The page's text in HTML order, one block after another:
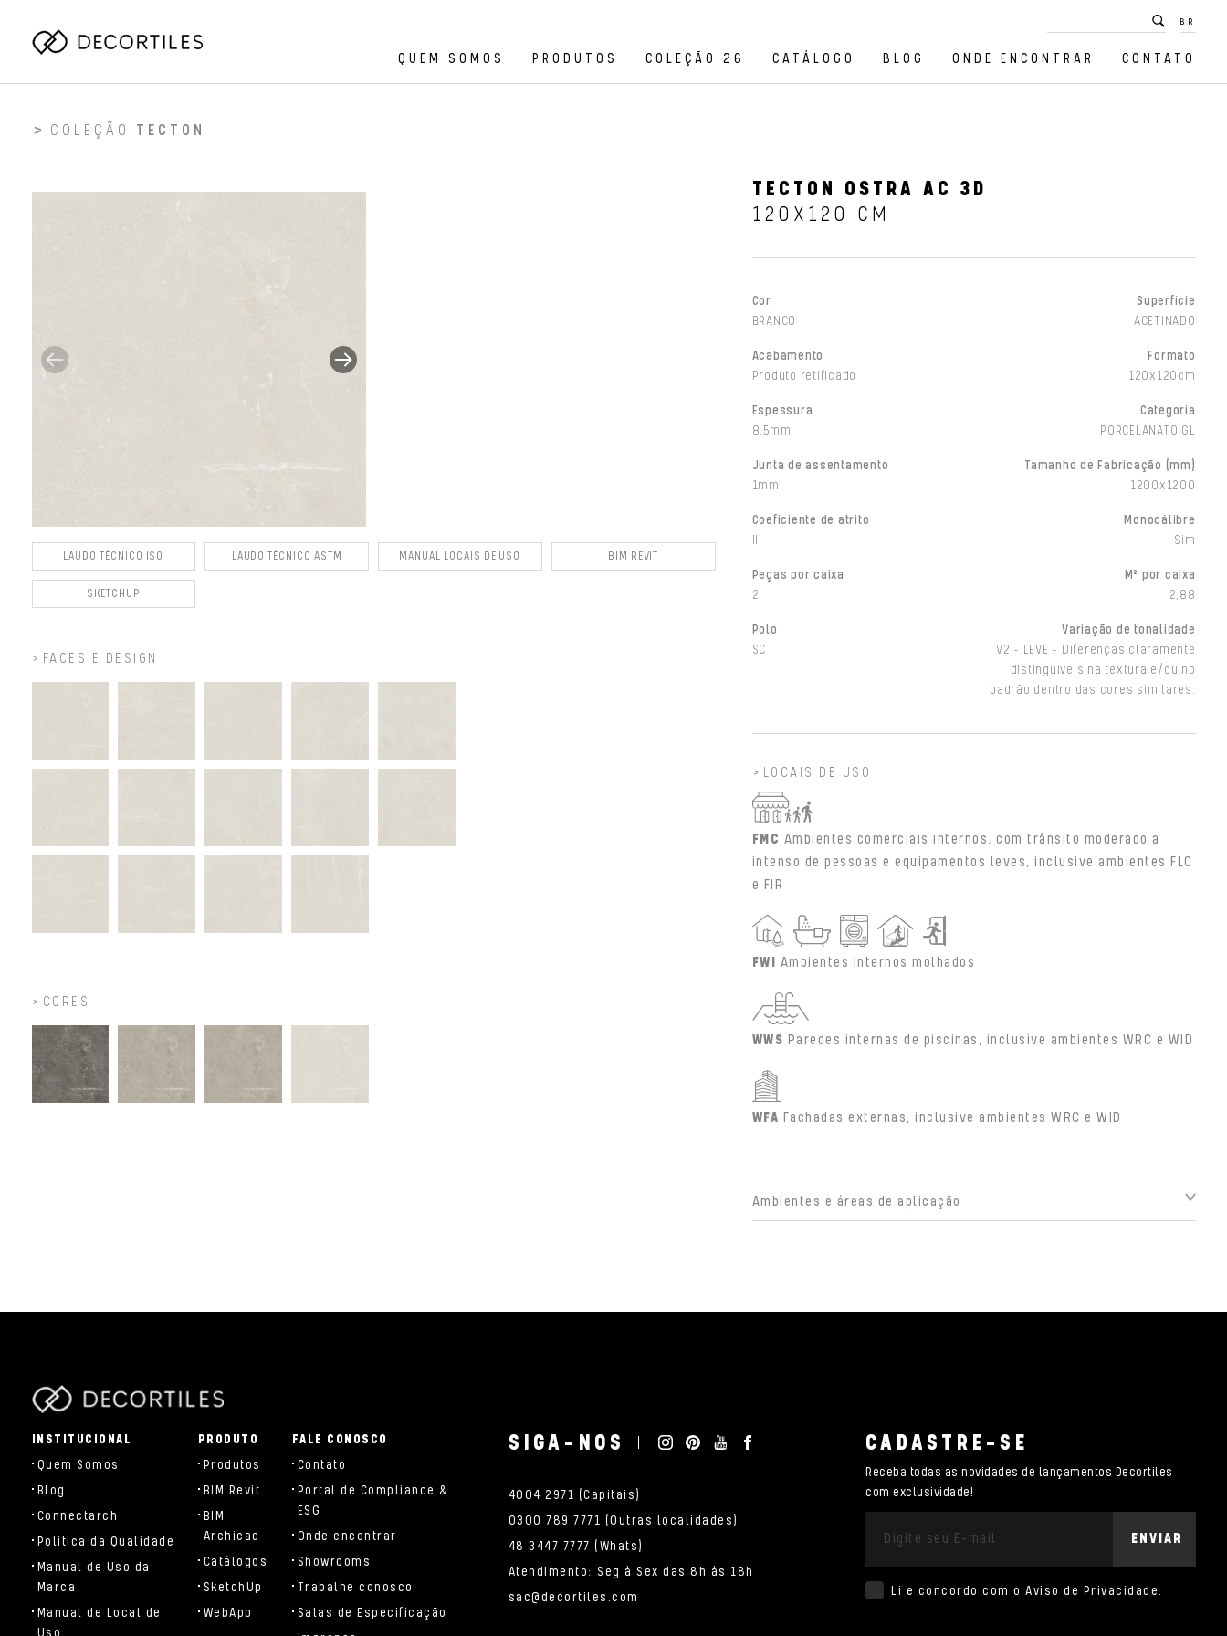
BR
QUEM SOMOS PRODUTOS COLEÇÃO 26 CATÁLOGO BLOG ONDE ENCONTRAR CONTATO
COLEÇÃO TECTON
LAUDO TÉCNICO ISO LAUDO TÉCNICO ASTM MANUAL LOCAIS DE USO BIM REVIT
SKETCHUP
FACES E DESIGN
CORES
TECTON OSTRA AC 3D
120X120 CM
Cor
BRANCO
Superfície
ACETINADO
Acabamento
Produto retificado
Formato
120x120cm
Espessura
8,5mm
Categoria
PORCELANATO GL
Junta de assentamento
1mm
Tamanho de Fabricação (mm)
1200x1200
Coeficiente de atrito
Monocálibre
Sim
Peças por caixa
2
M² por caixa
2,88
Polo
SC
Variação de tonalidade
V2 - LEVE - Diferenças claramente
distinguíveis na textura e/ou no
padrão dentro das cores similares.
LOCAIS DE USO
FMC Ambientes comerciais internos, com trânsito moderado a
intenso de pessoas e equipamentos leves, inclusive ambientes FLC
e FIR
FWI Ambientes internos molhados
WWS Paredes internas de piscinas, inclusive ambientes WRC e WID
WFA Fachadas externas, inclusive ambientes WRC e WID
Ambientes e áreas de aplicação
INSTITUCIONAL
Quem Somos
Blog
Connectarch
Política da Qualidade
Manual de Uso da
Marca
Manual de Local de
PRODUTO
Produtos
BIM Revit
BIM
Archicad
Catálogos
SketchUp
WebApp
FALE CONOSCO
Contato
Portal de Compliance &
ESG
Onde encontrar
Showrooms
Trabalhe conosco
Salas de Especificação
SIGA-NOS
4004 2971 (Capitais)
0300 789 7771 (Outras localidades)
48 3447 7777 (Whats)
Atendimento: Seg à Sex das 8h às 18h
sac@decortiles.com
CADASTRE-SE
Receba todas as novidades de lançamentos Decortiles
com exclusividade!
ENVIAR
Li e concordo com o Aviso de Privacidade.